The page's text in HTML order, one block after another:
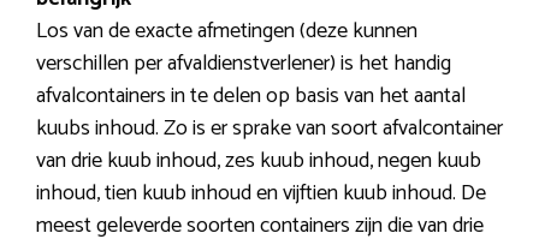
Los van de exacte afmetingen (deze kunnen
verschillen per afvaldienstverlener) is het handig
afvalcontainers in te delen op basis van het aantal
kuubs inhoud. Zo is er sprake van soort afvalcontainer
van drie kuub inhoud, zes kuub inhoud, negen kuub
inhoud, tien kuub inhoud en vijftien kuub inhoud. De
meest geleverde soorten containers zijn die van drie